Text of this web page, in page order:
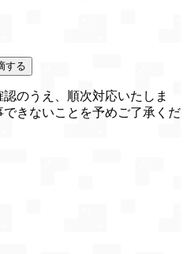
する
のうえ、順次対応いたしま
きないことを予めご了承くだ